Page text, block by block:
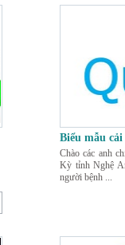
Biểu mẫu
Chào các anh
Kỳ tỉnh Nghệ
người bệnh